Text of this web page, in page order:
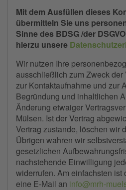
Mit dem Ausfüllen dieses
übermitteln Sie uns
Sinne des BDSG /der
hierzu unsere
Wir nutzen Ihre
ausschließlich zum Zweck der
zur Kontaktaufnahme und zur
Begründung und inhaltlichen
Änderung etwaiger
Mülsen. Ist der Vertrag
Vertrag zustande, löschen wir
Übrigen wahren wir
gesetzlichen
nachstehende Einwilligung
widerrufen. Am einfachsten ist
eine E-Mail an info@mrh-